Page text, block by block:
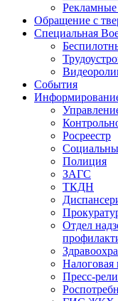
Рекламные
Обращение с
Специальная
События
Росреестр
Полиция
ЗАГС
ТКДН
Отдел
Пресс-